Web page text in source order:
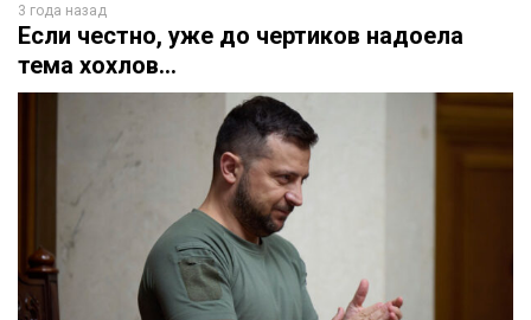
3 года назад
Если честно, уже до чертиков надоела
тема хохлов…